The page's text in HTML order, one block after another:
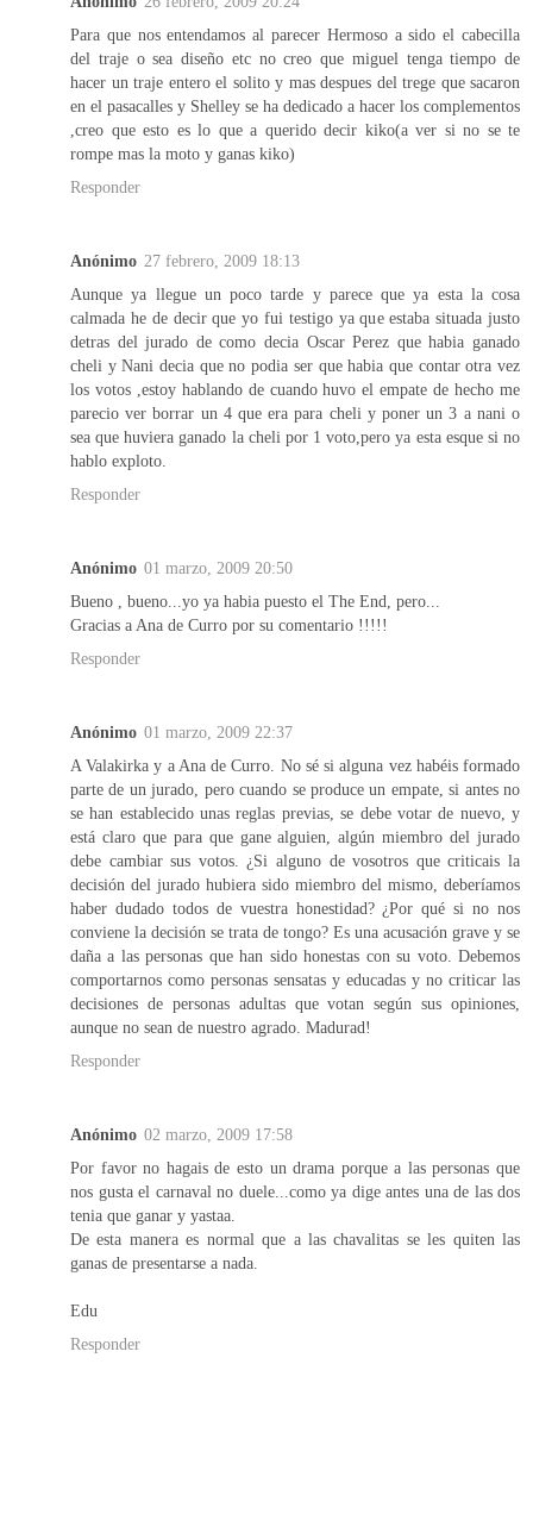
Para que nos entendamos al parecer Hermoso a sido el cabecilla
del traje o sea diseño etc no creo que miguel tenga tiempo de
hacer un traje entero el solito y mas despues del trege que sacaron
en el pasacalles y Shelley se ha dedicado a hacer los complementos
,creo que esto es lo que a querido decir kiko(a ver si no se te
rompe mas la moto y ganas kiko)
Responder
Anónimo 27 febrero, 2009 18:13
Aunque ya llegue un poco tarde y parece que ya esta la cosa
calmada he de decir que yo fui testigo ya que estaba situada justo
detras del jurado de como decia Oscar Perez que habia ganado
cheli y Nani decia que no podia ser que habia que contar otra vez
los votos ,estoy hablando de cuando huvo el empate de hecho me
parecio ver borrar un 4 que era para cheli y poner un 3 a nani o
sea que huviera ganado la cheli por 1 voto,pero ya esta esque si no
hablo exploto.
Responder
Anónimo 01 marzo, 2009 20:50
Bueno , bueno...yo ya habia puesto el The End, pero...
Gracias a Ana de Curro por su comentario !!!!!
Responder
Anónimo 01 marzo, 2009 22:37
A Valakirka y a Ana de Curro. No sé si alguna vez habéis formado
parte de un jurado, pero cuando se produce un empate, si antes no
se han establecido unas reglas previas, se debe votar de nuevo, y
está claro que para que gane alguien, algún miembro del jurado
debe cambiar sus votos. ¿Si alguno de vosotros que criticais la
decisión del jurado hubiera sido miembro del mismo, deberíamos
haber dudado todos de vuestra honestidad? ¿Por qué si no nos
conviene la decisión se trata de tongo? Es una acusación grave y se
daña a las personas que han sido honestas con su voto. Debemos
comportarnos como personas sensatas y educadas y no criticar las
decisiones de personas adultas que votan según sus opiniones,
aunque no sean de nuestro agrado. Madurad!
Responder
Anónimo 02 marzo, 2009 17:58
Por favor no hagais de esto un drama porque a las personas que
nos gusta el carnaval no duele...como ya dige antes una de las dos
tenia que ganar y yastaa.
De esta manera es normal que a las chavalitas se les quiten las
ganas de presentarse a nada.
Edu
Responder